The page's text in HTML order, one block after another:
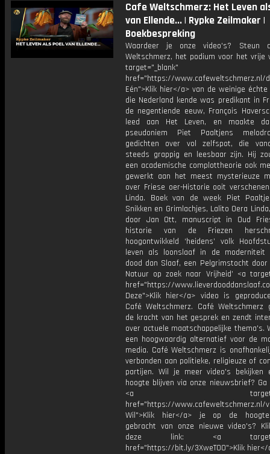
Cafe Weltschmerz: Het Leven
van Ellende... | Rypke Zeilmaker |
Boekbespreking
Waardeer je onze video's? Steun
Weltschmerz, het podium voor het vrije
target="_blank"
href="https://www.cafeweltschmerz.nl/
Eén">Klik hier</a> van de weinige
die Nederland kende was predikant in
de negentiende eeuw, François
leed aan Het Leven, en maakte
pseudoniem Piet Paaltjens
gedichten over vol zelfspot, die
steeds grappig en leesbaar zijn. Hij
een academische complottheorie ook
gewerkt aan het meest mysterieuze
over Friese oer-Historie ooit
Linda. Boek van de week Piet
Snikken en Grimlachjes, Lalito Oera
door Jan Ott, manuscript in Oud
historie van de Friezen
hoogontwikkeld ‘heidens’ volk
leven als loonslaaf in de moderniteit
dood dan Slaaf, een Pelgrimstocht door
Natuur op zoek naar Vrijheid’ <a
href="https://
Deze">Klik hier</a> video is
Café Weltschmerz. Café Weltschmerz
de kracht van het gesprek en zendt
over actuele maatschappelijke thema's.
een hoogwaardig alternatief voor de
media. Café Weltschmerz is
verbonden aan politieke, religieuze of
partijen. Wil je meer video's bekijken
hoogte blijven via onze nieuwsbrief? Ga
<a
href="https://www.cafeweltschmerz.nl/
Wil">Klik hier</a> je op de
gebracht van onze nieuwe video's?
deze link: <a
href="https://bit.ly/3XweTO0">Klik hier</